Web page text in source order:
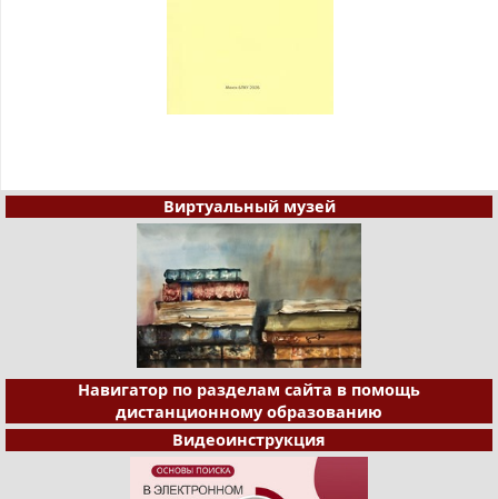
Виртуальный музей
Навигатор по разделам сайта в помощь
дистанционному образованию
Видеоинструкция